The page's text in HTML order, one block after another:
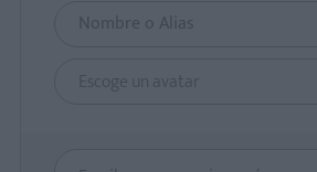
Escoge un avatar